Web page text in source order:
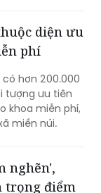
diện ưu
phí
có hơn 200.000
tượng ưu tiên
khoa miễn phí,
miền núi.
nghẽn',
trọng điểm